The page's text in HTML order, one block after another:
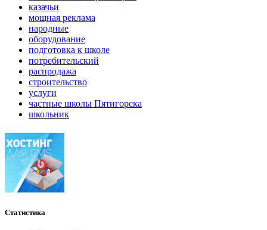
казачьи
мощная реклама
народные
оборудование
подготовка к школе
потребительский
распродажа
строительство
услуги
частные школы Пятигорска
школьник
Статистика